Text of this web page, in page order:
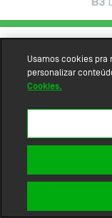
Usamos cookies pra
personalizar
Cookies.